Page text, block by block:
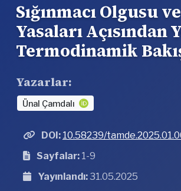
Sığınmacı Olgusu
Yasaları Açısından
Termodinamik
Yazarlar:
Ünal Çamdalı
DOI: 10.58239/
Sayfalar: 1-9
Yayınlandı:31.05.2025